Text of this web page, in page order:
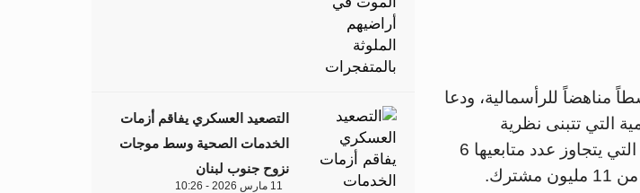
مناهضاً للرأسمالية، ودعا
التي تتبنى نظرية
المؤامرة والمناهضة للقاحات ولوسائل الإعلام الكبرى، سواء عبر قناته التي يتجاوز عدد متابعيها 6
التصعيد العسكري يفاقم أزمات
الخدمات الصحية وسط موجات
نزوح جنوب لبنان
11 مارس 2026 - 10:26